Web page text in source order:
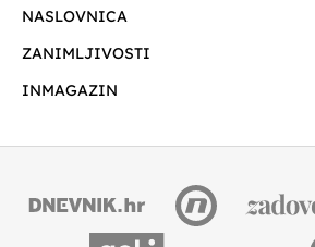
NASLOVNICA
ZANIMLJIVOSTI
INMAGAZIN